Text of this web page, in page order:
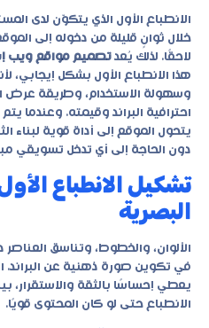
الانطباع الأول الذي يتكوّن لدى
خلال ثوانٍ قليلة من دخوله إلى
لاحقًا. لذلك يُعد تصميم مواقع ويب
هذا الانطباع الأول بشكل إيجابي،
وسهولة الاستخدام، وطريقة
احترافية البراند وقيمته. وعندما
يتحول الموقع إلى أداة قوية لبناء
دون الحاجة إلى أي تدخل تسويقي
تشكيل الانطباع
البصرية
الألوان، والخطوط، وتناسق
في تكوين صورة ذهنية عن البراند.
يعطي إحساسًا بالثقة والاستقرار،
الانطباع حتى لو كان المحتوى قويًا.